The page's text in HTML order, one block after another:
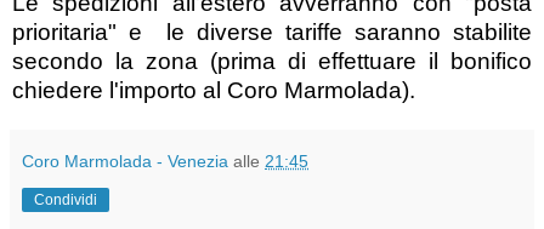
prioritaria" e
le diverse tariffe saranno stabilite
secondo la zona (prima di effettuare il bonifico
chiedere l'importo al Coro Marmolada).
Coro Marmolada - Venezia alle 21:45
Condividi